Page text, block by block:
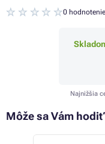
0 hodnotenie
Najnižšia
Môže sa Vám hodiť